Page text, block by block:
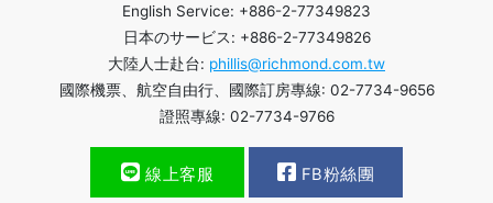
English Service: +886-2-77349823
日本のサービス: +886-2-77349826
大陸人士赴台: phillis@richmond.com.tw
國際機票、航空自由行、國際訂房專線: 02-7734-9656
證照專線: 02-7734-9766
線上客服 FB粉絲團